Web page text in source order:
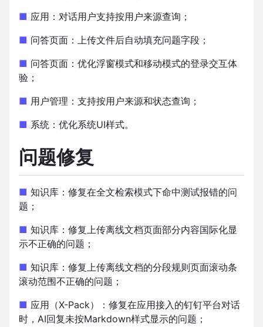
■ 应用：对话用户支持按用户来源查询；
■ 问答页面：上传文件后自动填充问题字段；
■ 问答页面：优化浮窗模式和移动模式的登录交互体
验；
■ 用户管理：支持按用户来源和状态查询；
■ 系统：优化系统UI样式。
问题修复
■ 知识库：修复在全文检索模式下命中测试报错的问
题；
■ 知识库：修复上传离线文档页面部分内容国际化显
示不正确的问题；
■ 知识库：修复上传离线文档的分段规则页面滚动条
滚动范围不正确的问题；
■ 应用（X-Pack）：修复在应用接入的钉钉平台对话
时，AI回复未按Markdown样式显示的问题；